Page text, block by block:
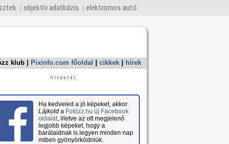
objektív adatbázis elektromos autó
klub Pixinfo.com főoldal cikkek hírek
Ha kedveled a jó képeket, akkor
Lájkolda Fotózz.hu új Facebook
oldalát, illetve az ott megjelenő
legjobb képeket, hogy a
barátaidnak is legyen minden nap
miben gyönyörködniük.